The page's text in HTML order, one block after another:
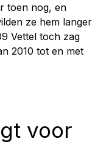
toen nog, en
ze hem langer
Vettel toch zag
2010 tot en met
voor